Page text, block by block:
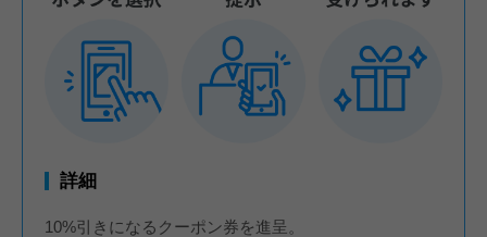
詳細
10%引きになるクーポン券を進呈。